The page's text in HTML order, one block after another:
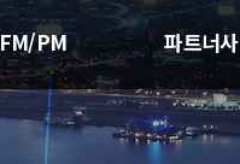
FM/PM 파트너사